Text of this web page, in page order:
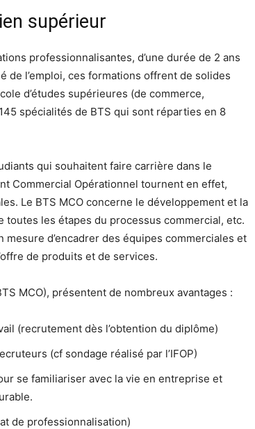
supérieur
professionnalisantes, d’une durée de 2 ans
de l’emploi, ces formations offrent de solides
d’études supérieures (de commerce,
spécialités de BTS qui sont réparties en 8
qui souhaitent faire carrière dans le
Commercial Opérationnel tournent en effet,
Le BTS MCO concerne le développement et la
toutes les étapes du processus commercial, etc.
mesure d’encadrer des équipes commerciales et
de produits et de services.
MCO), présentent de nombreux avantages :
(recrutement dès l’obtention du diplôme)
(cf sondage réalisé par l’IFOP)
se familiariser avec la vie en entreprise et
de professionnalisation)